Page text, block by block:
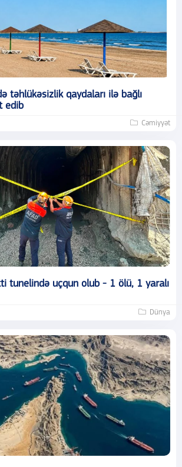
təhlükəsizlik qaydaları ilə bağlı
edib
Cəmiyyət
tunelində uçqun olub - 1 ölü, 1 yaralı
Dünya